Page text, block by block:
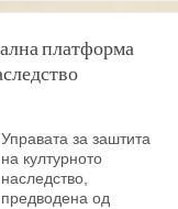
платформа
Управата за заштита
на културното
наследство,
предводена од